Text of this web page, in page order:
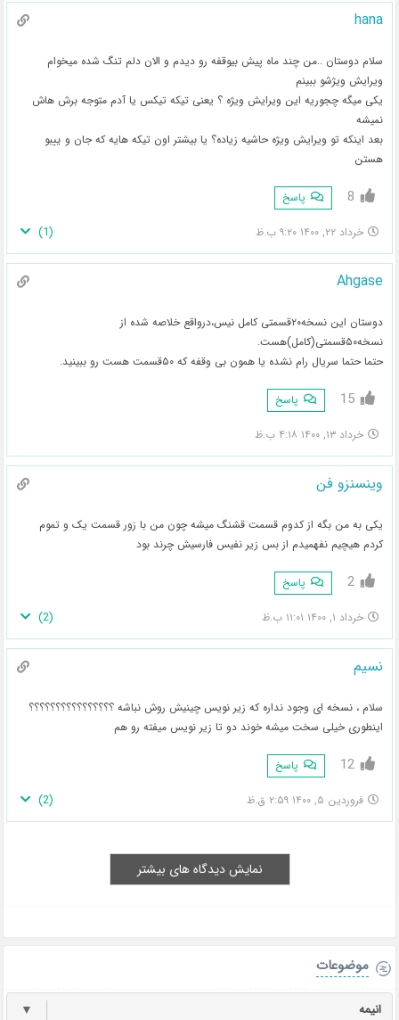
hana
سلام دوستان ..من چند ماه پیش بیوقفه رو دیدم و الان دلم تنگ شده میخوام
ویرایش ویژشو ببینم
یکی میگه چجوریه این ویرایش ویژه ؟ یعنی تیکه تیکس یا آدم متوجه برش هاش
نمیشه
بعد اینکه تو ویرایش ویژه حاشیه زیاده؟ یا بیشتر اون تیکه هایه که جان و ییبو
هستن
8 پاسخ
خرداد ۲۲, ۱۴۰۰ ۹:۲۰ ب.ظ (
1
)
Ahgase
دوستان این نسخه۲۰قسمتی کامل نیس،درواقع خلاصه شده از
نسخه۵۰قسمتی(کامل)هست.
حتما حتما سریال رام نشده یا همون بی وقفه که ۵۰قسمت هست رو ببینید.
15 پاسخ
خرداد ۱۳, ۱۴۰۰ ۴:۱۸ ب.ظ
وینسنزو فن
یکی به من بگه از کدوم قسمت قشنگ میشه چون من با زور قسمت یک و تموم
کردم هیچیم نفهمیدم از بس زیر نفیس فارسیش چرند بود
2 پاسخ
خرداد ۱, ۱۴۰۰ ۱۱:۰۱ ب.ظ (
2
)
نسیم
سلام ، نسخه ای وجود نداره که زیر نویس چینیش روش نباشه ؟؟؟؟؟؟؟؟؟؟؟؟؟؟؟؟
اینطوری خیلی سخت میشه خوند دو تا زیر نویس میفته رو هم
12 پاسخ
فروردین ۵, ۱۴۰۰ ۲:۵۹ ق.ظ (
2
)
نمایش دیدگاه های بیشتر
موضوعات
انیمه ▼